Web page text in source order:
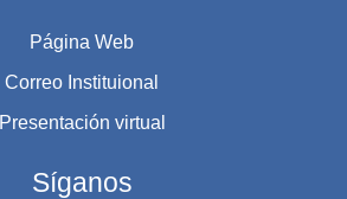
Página Web
Correo Instituional
Presentación virtual
Síganos